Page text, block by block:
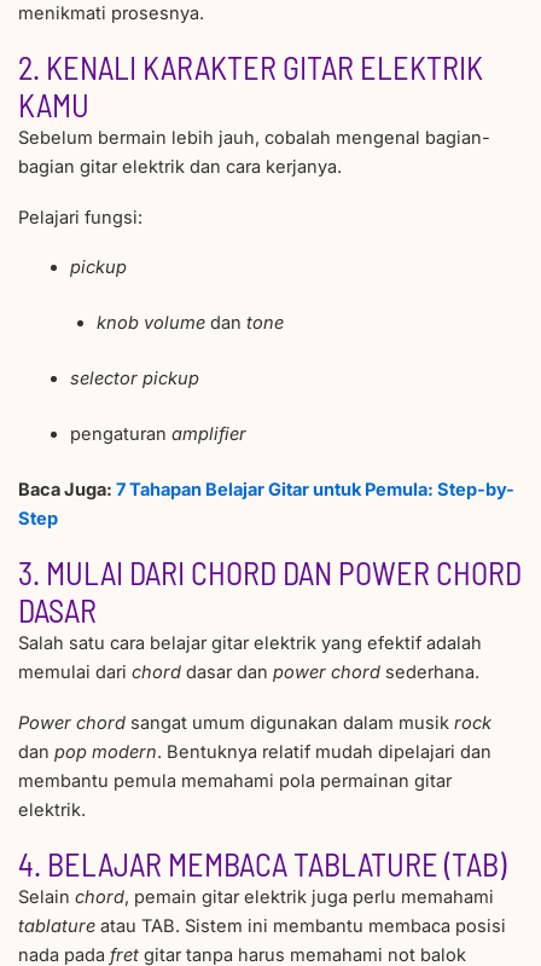
menikmati prosesnya.
2. KENALI KARAKTER GITAR ELEKTRIK
KAMU
Sebelum bermain lebih jauh, cobalah mengenal bagian-
bagian gitar elektrik dan cara kerjanya.
Pelajari fungsi:
pickup
knob volume dantone
selector pickup
pengaturanamplifier
Baca Juga: 7 Tahapan Belajar Gitar untuk Pemula: Step-by-
Step
3. MULAI DARI CHORD DAN POWER CHORD
DASAR
Salah satu cara belajar gitar elektrik yang efektif adalah
memulai dari chorddasar dan power chordsederhana.
Power chordsangat umum digunakan dalam musik rock
dan pop modern. Bentuknya relatif mudah dipelajari dan
membantu pemula memahami pola permainan gitar
elektrik.
4. BELAJAR MEMBACA TABLATURE (TAB)
Selain chord, pemain gitar elektrik juga perlu memahami
tablatureatau TAB. Sistem ini membantu membaca posisi
nada pada fretgitar tanpa harus memahami not balok